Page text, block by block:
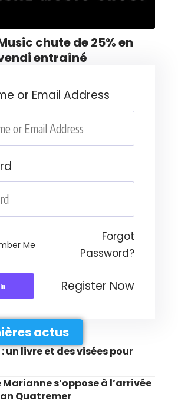
chute de 25% en
entraîné
or Email Address
Me
Forgot
Password?
Register Now
actus
un livre et des visées pour
s’oppose à l’arrivée
Quatremer